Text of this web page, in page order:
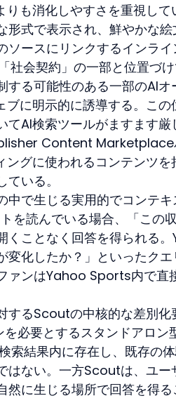
も消化しやすさを重視して
式で表示され、鮮やかな
ースにリンクするインライ
会契約」の一部と位置づけ
る可能性のある一部のAI
に明示的に誘導する。この
てAI検索ツールがますます
Content Marketplace
グに使われるコンテンツ
いる。
で生じる実用的でコンテ
を読んでいる場合、「この
くことなく回答を得られる
変化したか？」といったク
ァンはYahoo Sports内で直
るScoutの中核的な差別化
必要とするスタンドアロン
結果内に存在し、既存の
はない。一方Scoutは、ユー
然に生じる場所で回答を得